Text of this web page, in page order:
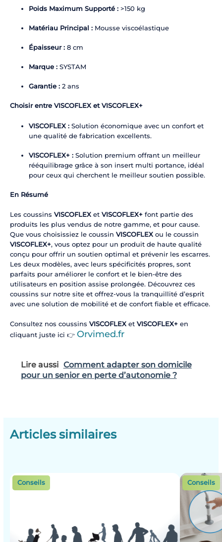
Poids Maximum Supporté :>150 kg
Matériau Principal :Mousse viscoélastique
Épaisseur :8 cm
Marque :SYSTAM
Garantie :2 ans
Choisir entre VISCOFLEXet VISCOFLEX+
VISCOFLEX :Solution économique avec un confort et
une qualité de fabrication excellents.
VISCOFLEX+:Solution premium offrant un meilleur
rééquilibrage grâce à son insert multi portance, idéal
pour ceux qui cherchent le meilleur soutien possible.
En Résumé
Les coussins VISCOFLEXet VISCOFLEX+font partie des
produits les plus vendus de notre gamme, et pour cause.
Que vous choisissiez le coussin VISCOFLEXou le coussin
VISCOFLEX+, vous optez pour un produit de haute qualité
conçu pour offrir un soutien optimal et prévenir les escarres.
Les deux modèles, avec leurs spécificités propres, sont
parfaits pour améliorer le confort et le bien-être des
utilisateurs en position assise prolongée. Découvrez ces
coussins sur notre site et offrez-vous la tranquillité d’esprit
avec une solution de mobilité et de confort fiable et efficace.
Consultez nos coussins VISCOFLEXet VISCOFLEX+en
cliquant juste ici 👉 Orvimed.fr
Lire aussi Comment adapter son domicile
pour un senior en perte d’autonomie ?
Articles similaires
Conseils Conseils